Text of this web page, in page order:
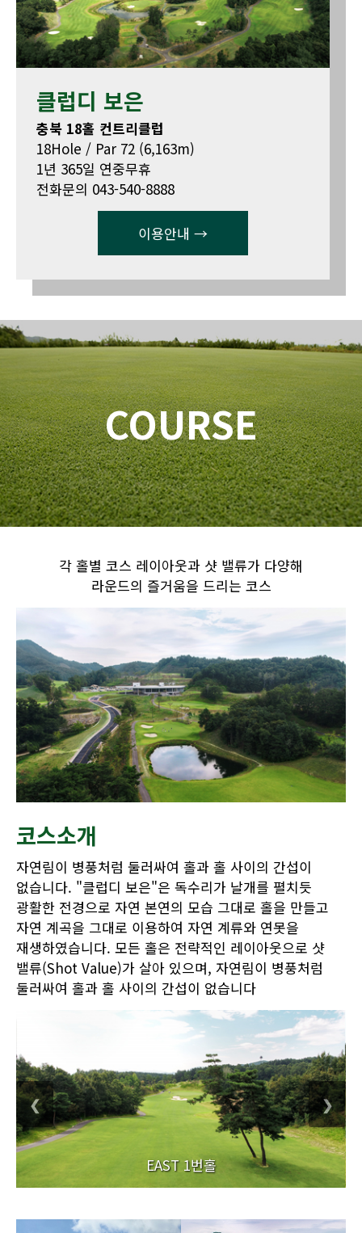
클럽디 보은
충북 18홀 컨트리클럽
18Hole / Par 72 (6,163m)
1년 365일 연중무휴
전화문의 043-540-8888
이용안내 →
COURSE
각 홀별 코스 레이아웃과 샷 밸류가 다양해
라운드의 즐거움을 드리는 코스
코스소개
자연림이 병풍처럼 둘러싸여 홀과 홀 사이의 간섭이
없습니다. "클럽디 보은"은 독수리가 날개를 펼치듯
광활한 전경으로 자연 본연의 모습 그대로 홀을 만들고
자연 계곡을 그대로 이용하여 자연 계류와 연못을
재생하였습니다. 모든 홀은 전략적인 레이아웃으로 샷
밸류(Shot Value)가 살아 있으며, 자연림이 병풍처럼
둘러싸여 홀과 홀 사이의 간섭이 없습니다
EAST 1번홀
❮ ❯